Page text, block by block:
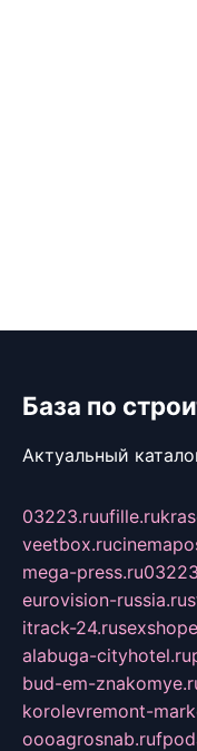
База по
Актуальный
03223.ruufille.ru
veetbox.ru
mega-press.ru
eurovision-russia.ru
itrack-24.ru
alabuga-cityhotel.ru
bud-em-
korolevremont-
oooagrosnab.ru